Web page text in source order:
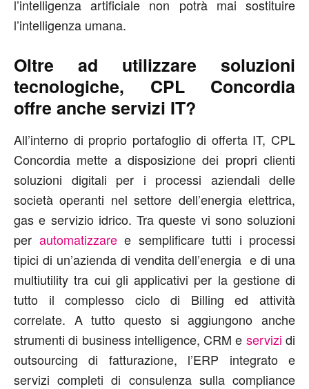
l’intelligenza artificiale non potrà mai sostituire
l’intelligenza umana.
Oltre ad utilizzare soluzioni
tecnologiche, CPL Concordia
offre anche servizi IT?
All’interno di proprio portafoglio di offerta IT, CPL
Concordia mette a disposizione dei propri clienti
soluzioni digitali per i processi aziendali delle
società operanti nel settore dell’energia elettrica,
gas e servizio idrico. Tra queste vi sono soluzioni
per automatizzaree semplificare tutti i processi
tipici di un’azienda di vendita dell’energia e di una
multiutility tra cui gli applicativi per la gestione di
tutto il complesso ciclo di Billing ed attività
correlate. A tutto questo si aggiungono anche
strumenti di business intelligence, CRM e servizi di
outsourcing di fatturazione, l’ERP integrato e
servizi completi di consulenza sulla compliance